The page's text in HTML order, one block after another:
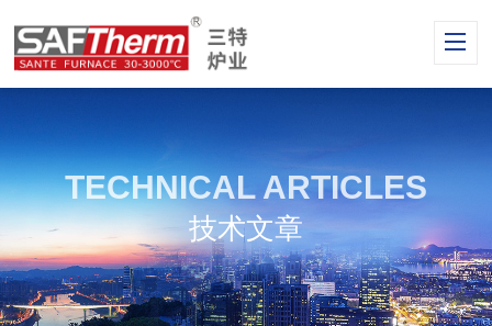
TECHNICAL ARTICLES
技术文章